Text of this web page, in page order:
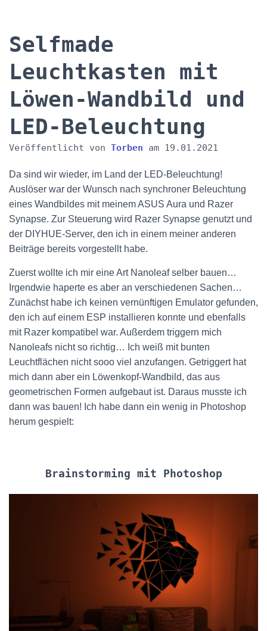
Selfmade
Leuchtkasten mit
Löwen-Wandbild und
LED-Beleuchtung
Veröffentlicht von Torben am 19.01.2021
Da sind wir wieder, im Land der LED-Beleuchtung!
Auslöser war der Wunsch nach synchroner Beleuchtung
eines Wandbildes mit meinem ASUS Aura und Razer
Synapse. Zur Steuerung wird Razer Synapse genutzt und
der DIYHUE-Server, den ich in einem meiner anderen
Beiträge bereits vorgestellt habe.
Zuerst wollte ich mir eine Art Nanoleaf selber bauen…
Irgendwie haperte es aber an verschiedenen Sachen…
Zunächst habe ich keinen vernünftigen Emulator gefunden,
den ich auf einem ESP installieren konnte und ebenfalls
mit Razer kompatibel war. Außerdem triggern mich
Nanoleafs nicht so richtig… Ich weiß mit bunten
Leuchtflächen nicht sooo viel anzufangen. Getriggert hat
mich dann aber ein Löwenkopf-Wandbild, das aus
geometrischen Formen aufgebaut ist. Daraus musste ich
dann was bauen! Ich habe dann ein wenig in Photoshop
herum gespielt:
Brainstorming mit Photoshop